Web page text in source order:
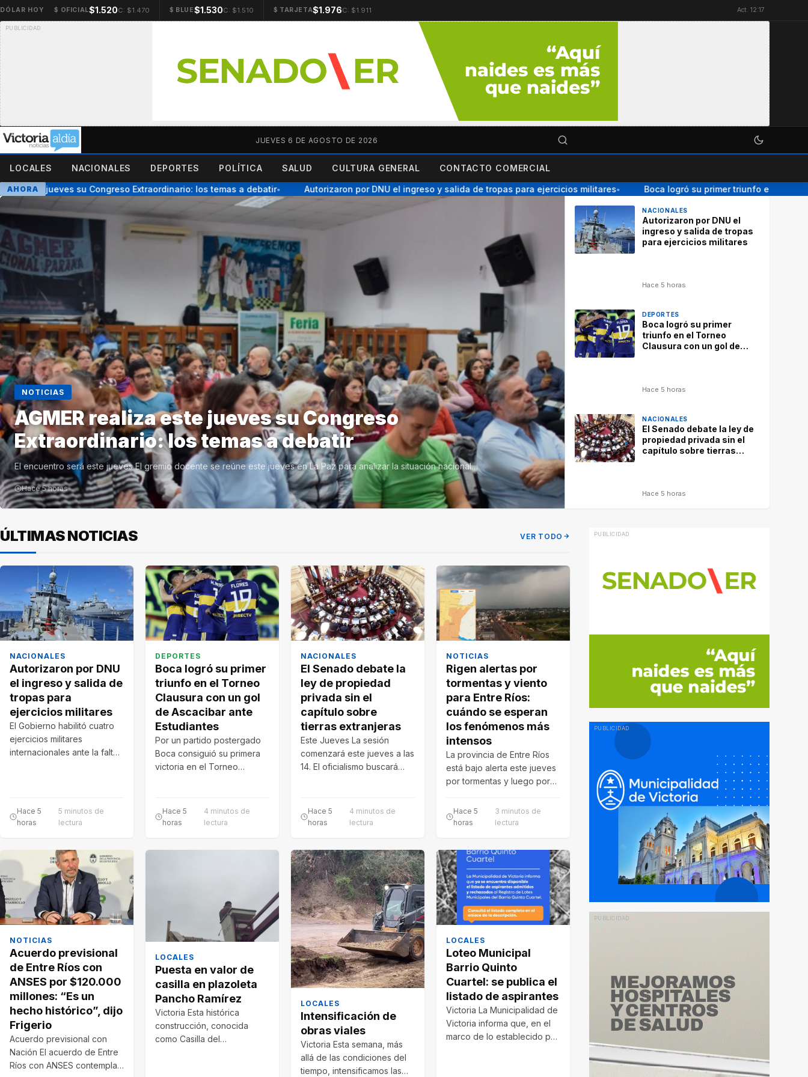
DÓLAR HOY $ OFICIAL$1.520C: $1.470 $ BLUE$1.530C: $1.510 $ TARJETA$1.976C: $1.911 Act. 12:17
JUEVES 6 DE AGOSTO DE 2026
LOCALES NACIONALES DEPORTES POLÍTICA SALUD CULTURA GENERAL CONTACTO COMERCIAL
AHORA
este jueves su Congreso Extraordinario: los temas a debatir● Autorizaron por DNU el ingreso y salida de tropas para ejercicios militares● Boca logró su primer triunfo en el Torneo
NOTICIAS
AGMER realiza este jueves su Congreso
Extraordinario: los temas a debatir
El encuentro será este jueves El gremio docente se reúne este jueves en La Paz para analizar la situación nacional…
Hace 5 horas
NACIONALES
Autorizaron por DNU el
ingreso y salida de tropas
para ejercicios militares
Hace 5 horas
DEPORTES
Boca logró su primer
triunfo en el Torneo
Clausura con un gol de
Hace 5 horas
NACIONALES
El Senado debate la ley de
propiedad privada sin el
capítulo sobre tierras
Hace 5 horas
ÚLTIMAS NOTICIAS VER TODO
NACIONALES
Autorizaron por DNU
el ingreso y salida de
tropas para
ejercicios militares
El Gobierno habilitó cuatro
ejercicios militares
internacionales ante la falta
Hace 5
horas
5 minutos de
lectura
DEPORTES
Boca logró su primer
triunfo en el Torneo
Clausura con un gol
de Ascacibar ante
Estudiantes
Por un partido postergado
Boca consiguió su primera
victoria en el Torneo
Hace 5
horas
4 minutos de
lectura
NACIONALES
El Senado debate la
ley de propiedad
privada sin el
capítulo sobre
tierras extranjeras
Este Jueves La sesión
comenzará este jueves a las
14. El oficialismo buscará
Hace 5
horas
4 minutos de
lectura
NOTICIAS
Rigen alertas por
tormentas y viento
para Entre Ríos:
cuándo se esperan
los fenómenos más
intensos
La provincia de Entre Ríos
está bajo alerta este jueves
por tormentas y luego por
Hace 5
horas
3 minutos de
lectura
NOTICIAS
Acuerdo previsional
de Entre Ríos con
ANSES por $120.000
millones: “Es un
hecho histórico”, dijo
Frigerio
Acuerdo previsional con
Nación El acuerdo de Entre
Ríos con ANSES contempla
LOCALES
Puesta en valor de
casilla en plazoleta
Pancho Ramírez
Victoria Esta histórica
construcción, conocida
como Casilla del
LOCALES
Intensificación de
obras viales
Victoria Esta semana, más
allá de las condiciones del
tiempo, intensificamos las
LOCALES
Loteo Municipal
Barrio Quinto
Cuartel: se publica el
listado de aspirantes
Victoria La Municipalidad de
Victoria informa que, en el
marco de lo establecido por